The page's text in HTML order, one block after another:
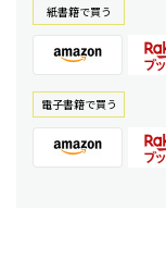
紙書籍で買う
電⼦書籍で買う